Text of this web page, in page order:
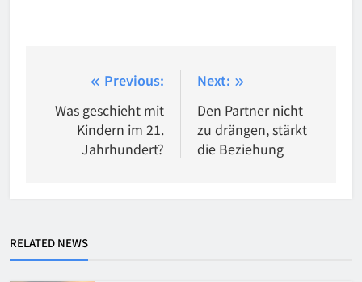
Beitragsnavigation
Previous:
Was geschieht mit
Kindern im 21.
Jahrhundert?
Next:
Den Partner nicht
zu drängen, stärkt
die Beziehung
RELATED NEWS